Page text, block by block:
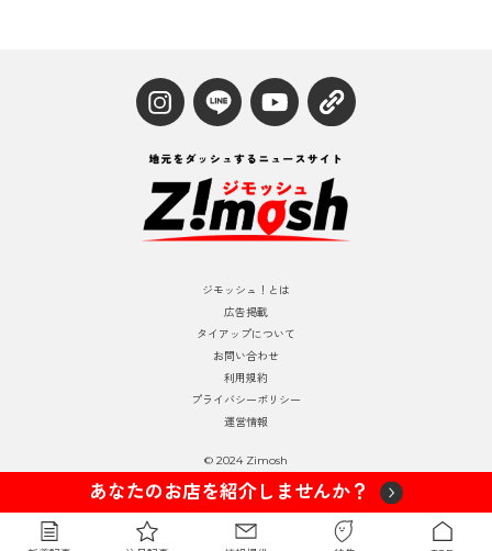
ジモッシュ！とは
広告掲載
タイアップについて
お問い合わせ
利用規約
プライバシーポリシー
運営情報
© 2024 Zimosh
あなたのお店を紹介しませんか？